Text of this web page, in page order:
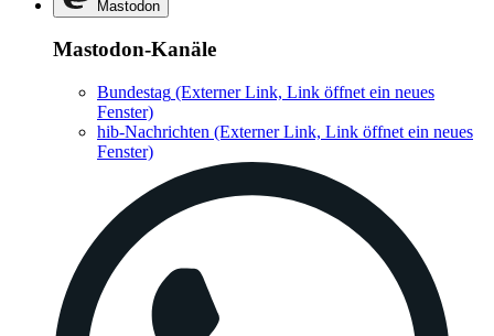
Mastodon
Mastodon-Kanäle
Bundestag (Externer Link, Link öffnet ein neues
Fenster)
hib-Nachrichten (Externer Link, Link öffnet ein neues
Fenster)